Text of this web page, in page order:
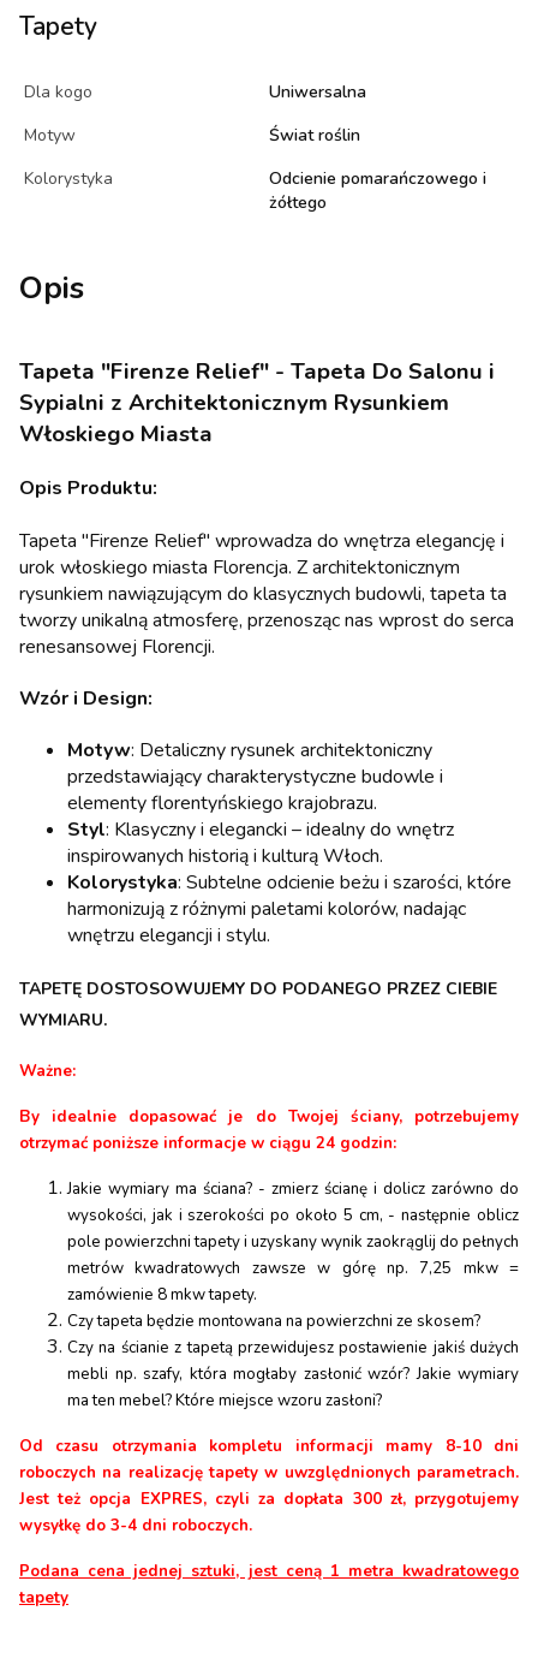
Tapety
Dla kogo
Uniwersalna
Motyw
Świat roślin
Kolorystyka
Odcienie pomarańczowego i
żółtego
Opis
Tapeta "Firenze Relief" - Tapeta Do Salonu i
Sypialni z Architektonicznym Rysunkiem
Włoskiego Miasta
Opis Produktu:
Tapeta "Firenze Relief" wprowadza do wnętrza elegancję i
urok włoskiego miasta Florencja. Z architektonicznym
rysunkiem nawiązującym do klasycznych budowli, tapeta ta
tworzy unikalną atmosferę, przenosząc nas wprost do serca
renesansowej Florencji.
Wzór i Design:
Motyw: Detaliczny rysunek architektoniczny
przedstawiający charakterystyczne budowle i
elementy florentyńskiego krajobrazu.
Styl: Klasyczny i elegancki – idealny do wnętrz
inspirowanych historią i kulturą Włoch.
Kolorystyka: Subtelne odcienie beżu i szarości, które
harmonizują z różnymi paletami kolorów, nadając
wnętrzu elegancji i stylu.
TAPETĘ DOSTOSOWUJEMY DO PODANEGO PRZEZ CIEBIE
WYMIARU.
Ważne:
By idealnie dopasować je do Twojej ściany, potrzebujemy
otrzymać poniższe informacje w ciągu 24 godzin:
Jakie wymiary ma ściana? - zmierz ścianę i dolicz zarówno do
wysokości, jak i szerokości po około 5 cm, - następnie oblicz
pole powierzchni tapety i uzyskany wynik zaokrąglij do pełnych
metrów kwadratowych zawsze w górę np. 7,25 mkw =
zamówienie 8 mkw tapety.
Czy tapeta będzie montowana na powierzchni ze skosem?
Czy na ścianie z tapetą przewidujesz postawienie jakiś dużych
mebli np. szafy, która mogłaby zasłonić wzór? Jakie wymiary
ma ten mebel? Które miejsce wzoru zasłoni?
Od czasu otrzymania kompletu informacji mamy 8-10 dni
roboczych na realizację tapety w uwzględnionych parametrach.
Jest też opcja EXPRES, czyli za dopłata 300 zł, przygotujemy
wysyłkę do 3-4 dni roboczych.
Podana cena jednej sztuki, jest ceną 1 metra kwadratowego
tapety